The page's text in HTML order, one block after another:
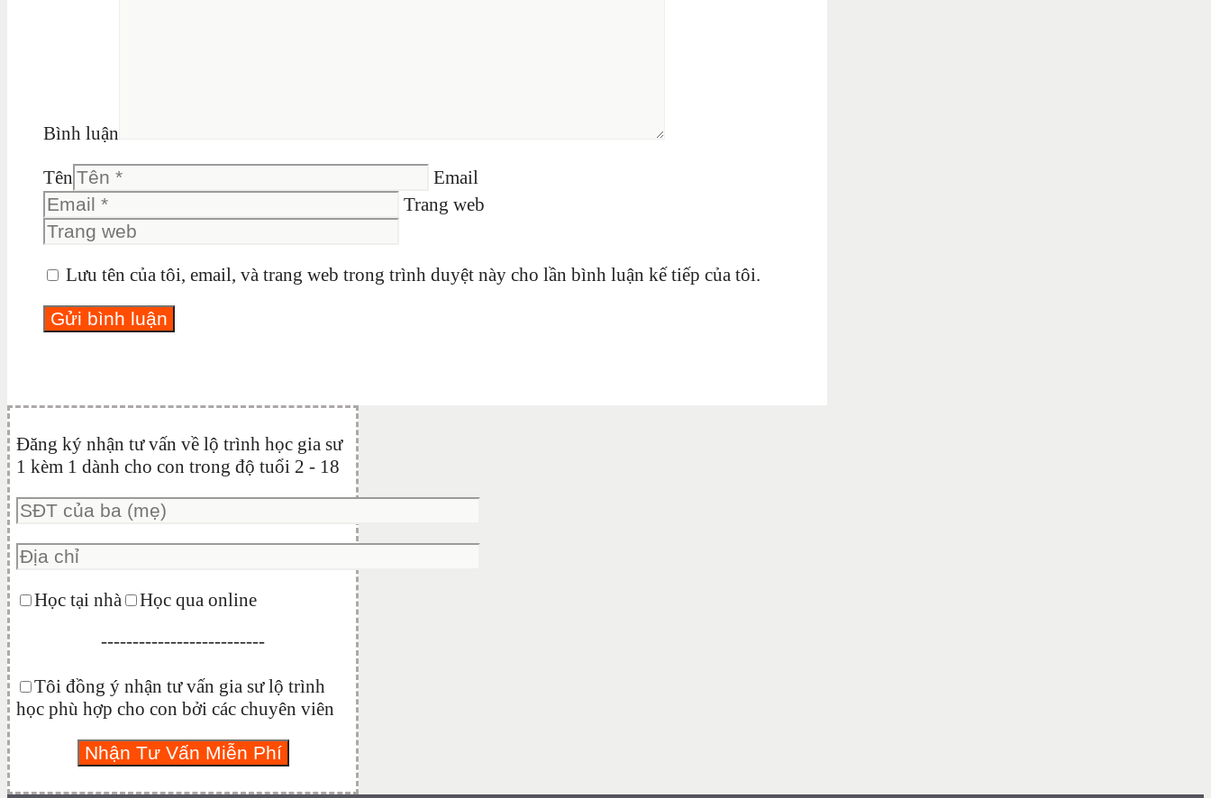
Bình luận
Tên
Email
Trang web
Lưu tên của tôi, email, và trang web trong trình duyệt này cho lần bình luận kế tiếp của tôi.
Đăng ký nhận tư vấn về lộ trình học gia sư
1 kèm 1 dành cho con trong độ tuổi 2 - 18
Học tại nhà
Học qua online
--------------------------
Tôi đồng ý nhận tư vấn gia sư lộ trình
học phù hợp cho con bởi các chuyên viên